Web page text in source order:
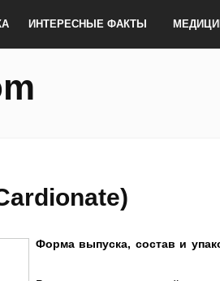
ИНТЕРЕСНЫЕ ФАКТЫ
Форма выпуска, состав и